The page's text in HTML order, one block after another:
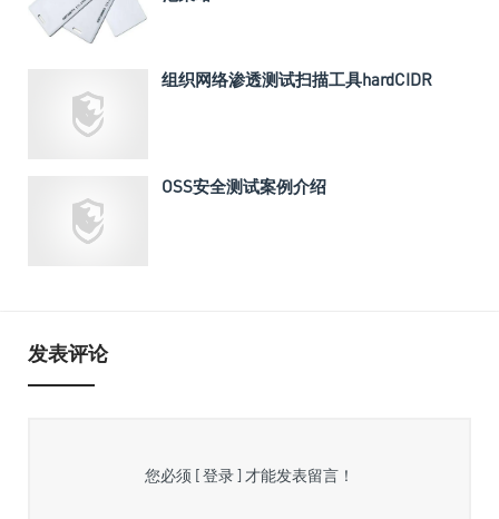
组织网络渗透测试扫描工具hardCIDR
OSS安全测试案例介绍
发表评论
您必须 [ 登录 ] 才能发表留言！